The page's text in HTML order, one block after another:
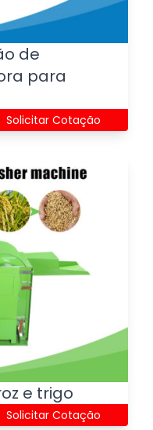
de
para
Solicitar Cotação
e trigo
Solicitar Cotação